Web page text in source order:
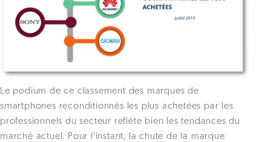
Le podium de ce classement des marques de
smartphones reconditionnés les plus achetées par les
professionnels du secteur reflète bien les tendances du
marché actuel. Pour l’instant, la chute de la marque